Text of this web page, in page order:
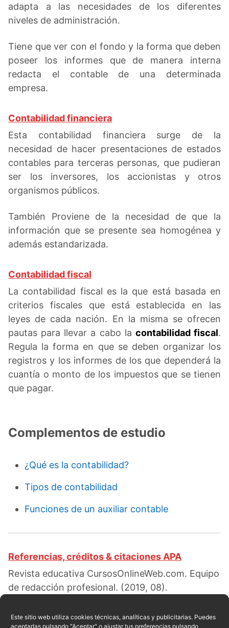
Este sitio web utiliza cookies técnicas, analíticas y publicitarias. Puedes
aceptarlas pulsando "Aceptar" o ajustar tus preferencias pulsando
adapta a las necesidades de los diferentes
niveles de administración.
Tiene que ver con el fondo y la forma que deben
poseer los informes que de manera interna
redacta el contable de una determinada
empresa.
Contabilidad financiera
Esta contabilidad financiera surge de la
necesidad de hacer presentaciones de estados
contables para terceras personas, que pudieran
ser los inversores, los accionistas y otros
organismos públicos.
También Proviene de la necesidad de que la
información que se presente sea homogénea y
además estandarizada.
Contabilidad fiscal
La contabilidad fiscal es la que está basada en
criterios fiscales que está establecida en las
leyes de cada nación. En la misma se ofrecen
pautas para llevar a cabo la contabilidad fiscal.
Regula la forma en que se deben organizar los
registros y los informes de los que dependerá la
cuantía o monto de los impuestos que se tienen
que pagar.
Complementos de estudio
¿Qué es la contabilidad?
Tipos de contabilidad
Funciones de un auxiliar contable
Referencias, créditos & citaciones APA
Revista educativa CursosOnlineWeb.com. Equipo
de redacción profesional. (2019, 08).
Escrito por:Red educativa . Obtenido en fecha